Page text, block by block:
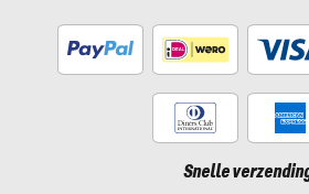
Snelle